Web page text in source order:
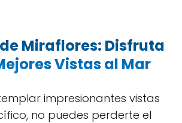
Miraflores: Disfruta
Vistas al Mar
impresionantes vistas
no puedes perderte el